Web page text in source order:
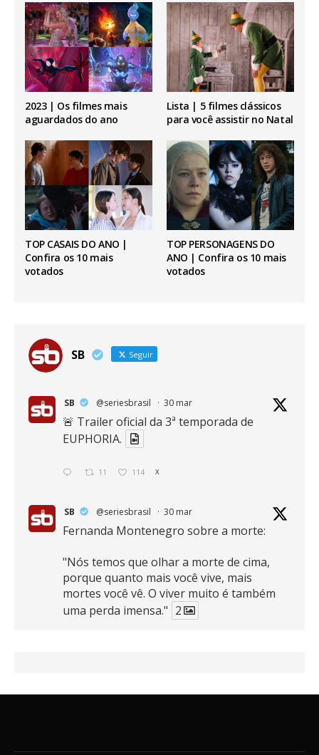
2023 | Os filmes mais
aguardados do ano
Lista | 5 filmes clássicos
para você assistir no Natal
TOP CASAIS DO ANO |
Confira os 10 mais
votados
TOP PERSONAGENS DO
ANO | Confira os 10 mais
votados
SB Seguir
SB @seriesbrasil · 30 mar
🚨 Trailer oficial da 3ª temporada de
EUPHORIA.
11 114 X
SB @seriesbrasil · 30 mar
Fernanda Montenegro sobre a morte:
"Nós temos que olhar a morte de cima,
porque quanto mais você vive, mais
mortes você vê. O viver muito é também
uma perda imensa." 2
16 389 X